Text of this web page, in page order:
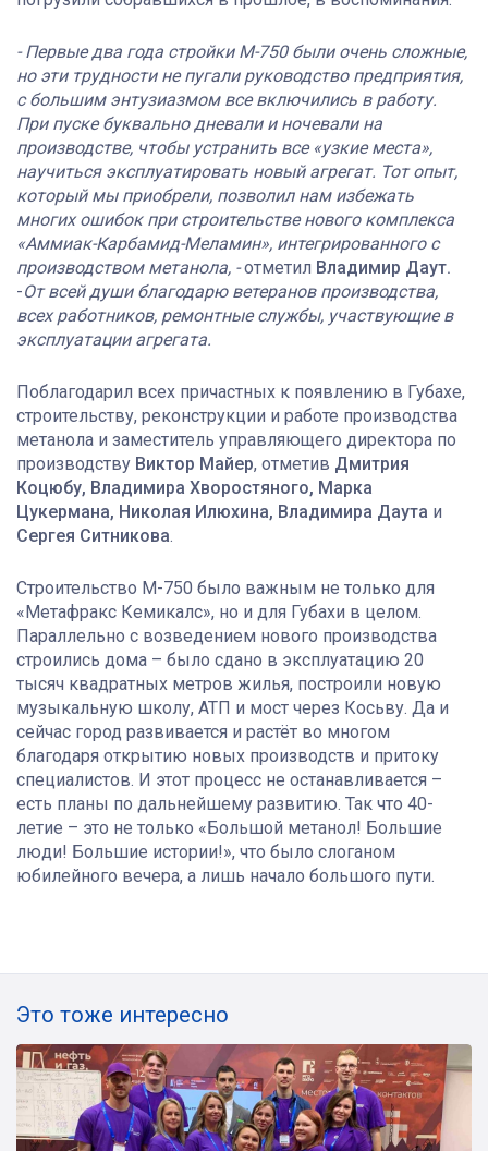
- Первые два года стройки М-750 были очень сложные,
но эти трудности не пугали руководство предприятия,
с большим энтузиазмом все включились в работу.
При пуске буквально дневали и ночевали на
производстве, чтобы устранить все «узкие места»,
научиться эксплуатировать новый агрегат. Тот опыт,
который мы приобрели, позволил нам избежать
многих ошибок при строительстве нового комплекса
«Аммиак-Карбамид-Меламин», интегрированного с
производством метанола, -отметил Владимир Даут.
-От всей души благодарю ветеранов производства,
всех работников, ремонтные службы, участвующие в
эксплуатации агрегата.
Поблагодарил всех причастных к появлению в Губахе,
строительству, реконструкции и работе производства
метанола и заместитель управляющего директора по
производству Виктор Майер, отметив Дмитрия
Коцюбу, Владимира Хворостяного, Марка
Цукермана, Николая Илюхина, Владимира Даута и
Сергея Ситникова.
Строительство М-750 было важным не только для
«Метафракс Кемикалс», но и для Губахи в целом.
Параллельно с возведением нового производства
строились дома – было сдано в эксплуатацию 20
тысяч квадратных метров жилья, построили новую
музыкальную школу, АТП и мост через Косьву. Да и
сейчас город развивается и растёт во многом
благодаря открытию новых производств и притоку
специалистов. И этот процесс не останавливается –
есть планы по дальнейшему развитию. Так что 40-
летие – это не только «Большой метанол! Большие
люди! Большие истории!», что было слоганом
юбилейного вечера, а лишь начало большого пути.
Это тоже интересно